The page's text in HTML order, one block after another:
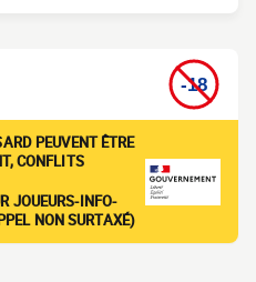
PEUVENT ÊTRE
CONFLITS
JOUEURS-INFO-
NON SURTAXÉ)